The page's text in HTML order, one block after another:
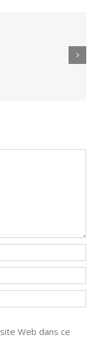
Yaïr Golan : une
Web dans ce